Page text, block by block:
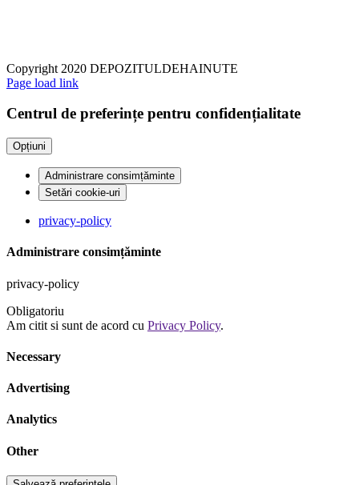
Copyright 2020 DEPOZITULDEHAINUTE
Page load link
Centrul de preferințe pentru confidențialitate
Opțiuni
Administrare consimțăminte
Setări cookie-uri
privacy-policy
Administrare consimțăminte
privacy-policy
Obligatoriu
Am citit si sunt de acord cu Privacy Policy.
Necessary
Advertising
Analytics
Other